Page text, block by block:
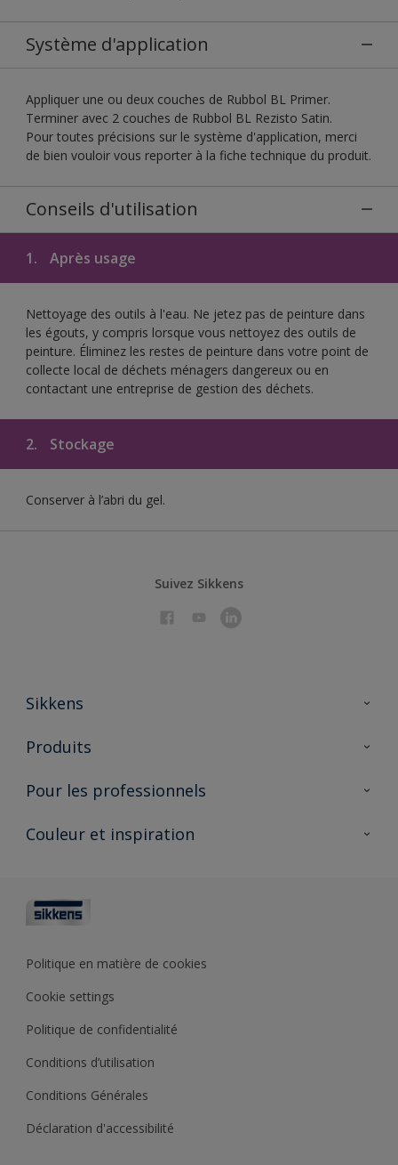
Système d'application
Appliquer une ou deux couches de Rubbol BL Primer.
Terminer avec 2 couches de Rubbol BL Rezisto Satin.
Pour toutes précisions sur le système d'application, merci
de bien vouloir vous reporter à la fiche technique du produit.
Conseils d'utilisation
1. Après usage
Nettoyage des outils à l'eau. Ne jetez pas de peinture dans
les égouts, y compris lorsque vous nettoyez des outils de
peinture. Éliminez les restes de peinture dans votre point de
collecte local de déchets ménagers dangereux ou en
contactant une entreprise de gestion des déchets.
2. Stockage
Conserver à l’abri du gel.
Suivez Sikkens
Sikkens
À propos de Sikkens
Durabilité
Produits
Produits pour l’intérieur
Trouver un point de vente
Pour les professionnels
Partenaires Sikkens 🔗
Architectes
Couleur et inspiration
Collections de couleurs
Base de connaissances
Politique en matière de cookies
Cookie settings
Politique de confidentialité
Conditions d’utilisation
Conditions Générales
Déclaration d'accessibilité